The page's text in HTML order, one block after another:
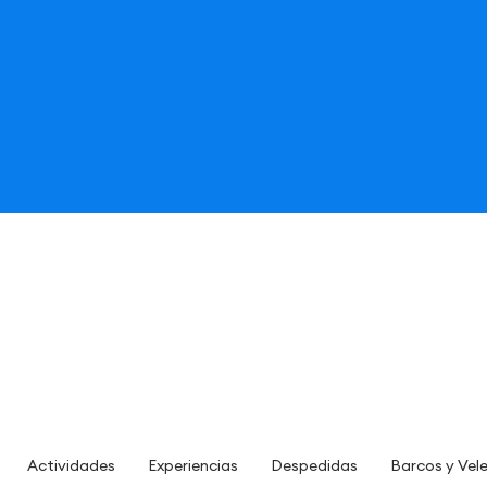
Actividades Experiencias Despedidas Barcos y